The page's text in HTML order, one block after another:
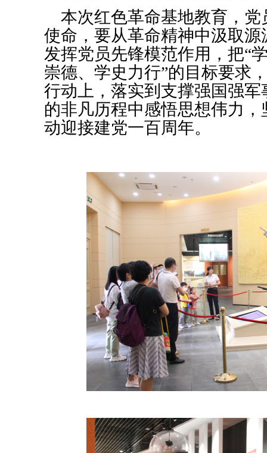
本次红色革命基地教育，党
使命，要从革命精神中汲取源
发挥党员先锋模范作用，把“
崇德、学史力行”的目标要求
行动上，落实到支撑强国强
的非凡历程中感悟思想伟力
动迎接建党一百周年。